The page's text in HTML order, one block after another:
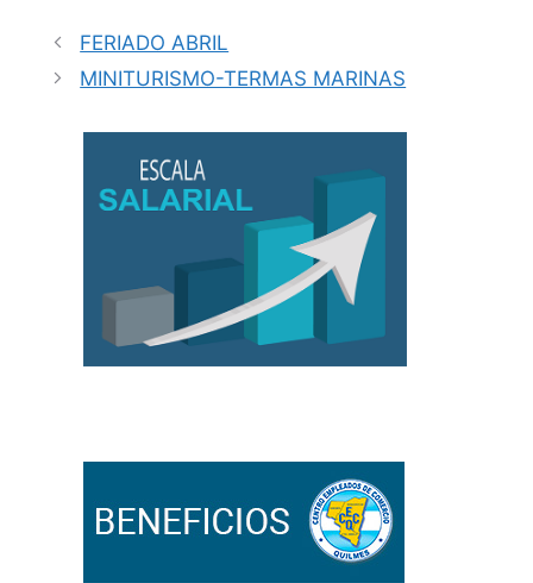
FERIADO ABRIL
MINITURISMO-TERMAS MARINAS